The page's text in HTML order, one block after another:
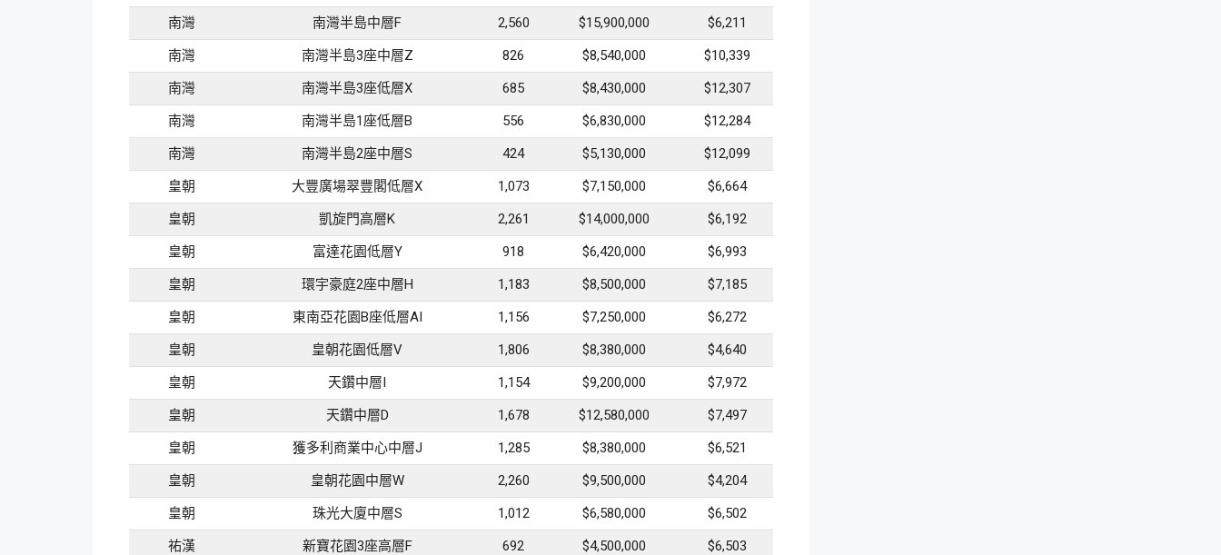
南灣 南灣半島中層F 2,560 $15,900,000
$6,211
南灣
南灣半島3座中層Z 826 $8,540,000
$10,339
南灣
南灣半島3座低層X 685 $8,430,000
$12,307
南灣
南灣半島1座低層B 556 $6,830,000
$12,284
南灣
南灣半島2座中層S 424 $5,130,000
$12,099
皇朝
大豐廣場翠豐閣低層X 1,073 $7,150,000
$6,664
皇朝
凱旋門高層K 2,261 $14,000,000
$6,192
皇朝
富達花園低層Y 918 $6,420,000
$6,993
皇朝
環宇豪庭2座中層H 1,183 $8,500,000
$7,185
皇朝
東南亞花園B座低層AI 1,156 $7,250,000
$6,272
皇朝
皇朝花園低層V 1,806 $8,380,000
$4,640
皇朝
天鑽中層I 1,154 $9,200,000
$7,972
皇朝
天鑽中層D 1,678 $12,580,000
$7,497
皇朝
獲多利商業中心中層J 1,285 $8,380,000
$6,521
皇朝
皇朝花園中層W 2,260 $9,500,000
$4,204
皇朝
珠光大廈中層S 1,012 $6,580,000
$6,502
祐漢
新寶花園3座高層F 692 $4,500,000
$6,503